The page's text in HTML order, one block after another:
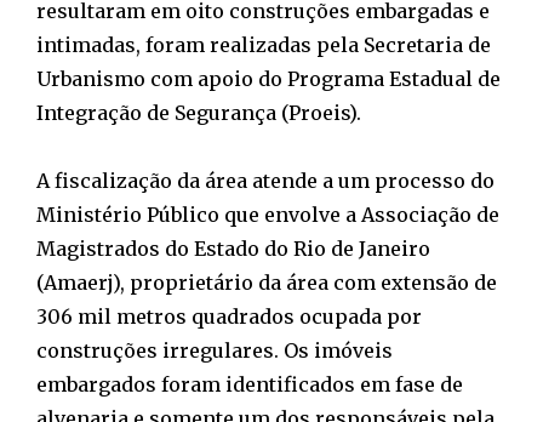
resultaram em oito construções embargadas e
intimadas, foram realizadas pela Secretaria de
Urbanismo com apoio do Programa Estadual de
Integração de Segurança (Proeis).
A fiscalização da área atende a um processo do
Ministério Público que envolve a Associação de
Magistrados do Estado do Rio de Janeiro
(Amaerj), proprietário da área com extensão de
306 mil metros quadrados ocupada por
construções irregulares. Os imóveis
embargados foram identificados em fase de